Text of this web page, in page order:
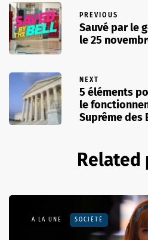
PREVIOUS
Sauvé par le
le 25
NEXT
5 éléments
le
Suprême des
Related
A LA UNE SOCIÉTÉ